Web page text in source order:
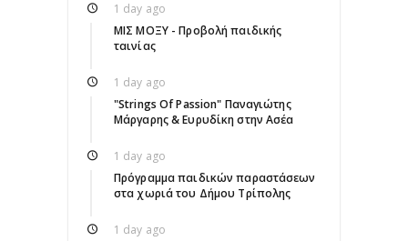
1 day ago
ΜΙΣ ΜΟΞΥ - Προβολή παιδικής
ταινίας
1 day ago
"Strings Of Passion" Παναγιώτης
Μάργαρης & Ευρυδίκη στην Ασέα
1 day ago
Πρόγραμμα παιδικών παραστάσεων
στα χωριά του Δήμου Τρίπολης
1 day ago